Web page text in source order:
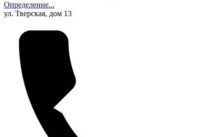
Определение...
ул. Тверская, дом 13